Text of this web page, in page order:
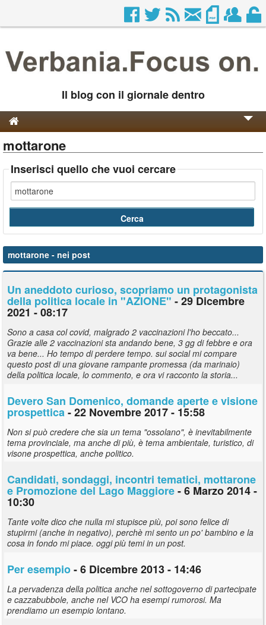
Il blog con il giornale dentro
Genesi e Storia
Contatti
mottarone
Inserisci quello che vuoi cercare
mottarone - nei post
Un aneddoto curioso, scopriamo un protagonista
della politica locale in "AZIONE" - 29 Dicembre
2021 - 08:17
Sono a casa col covid, malgrado 2 vaccinazioni l'ho beccato...
Grazie alle 2 vaccinazioni sta andando bene, 3 gg di febbre e ora
va bene... Ho tempo di perdere tempo. sui social mi compare
questo post di una giovane rampante promessa (da marinaio)
della politica locale, lo commento, e ora vi racconto la storia...
Devero San Domenico, domande aperte e visione
prospettica- 22 Novembre 2017 - 15:58
Non si può credere che sia un tema "ossolano", è inevitabilmente
tema provinciale, ma anche di più, è tema ambientale, turistico, di
visone prospettica, anche politico.
Candidati, sondaggi, incontri tematici, mottarone
e Promozione del Lago Maggiore- 6 Marzo 2014 -
10:30
Tante volte dico che nulla mi stupisce più, poi sono felice di
stupirmi (anche in negativo), perchè mi sento un po' bambino e la
cosa in fondo mi piace. oggi più temi in un post.
Per esempio- 6 Dicembre 2013 - 14:46
La pervadenza della politica anche nel sottogoverno di partecipate
e cazzabubbole, anche nel VCO ha esempi rumorosi. Ma
prendiamo un esempio lontano.